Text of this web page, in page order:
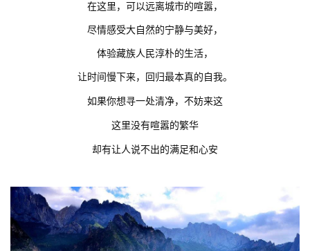
在这里，可以远离城市的喧嚣，
尽情感受大自然的宁静与美好，
体验藏族人民淳朴的生活，
让时间慢下来，回归最本真的自我。
如果你想寻一处清净，不妨来这
这里没有喧嚣的繁华
却有让人说不出的满足和心安